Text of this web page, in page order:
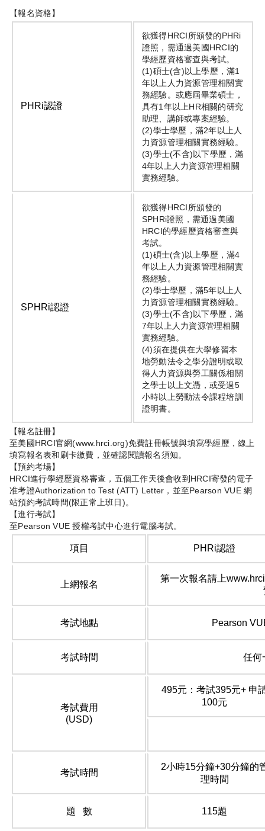
【報名資格】
PHRi認證
欲獲得HRCI所頒發的PHRi
證照，需通過美國HRCI的
學經歷資格審查與考試。
(1)碩士(含)以上學歷，滿1
年以上人力資源管理相關實
務經驗。或應屆畢業碩士，
具有1年以上HR相關的研究
助理、講師或專案經驗。
(2)學士學歷，滿2年以上人
力資源管理相關實務經驗。
(3)學士(不含)以下學歷，滿
4年以上人力資源管理相關
實務經驗。
SPHRi認證
欲獲得HRCI所頒發的
SPHRi證照，需通過美國
HRCI的學經歷資格審查與
考試。
(1)碩士(含)以上學歷，滿4
年以上人力資源管理相關實
務經驗。
(2)學士學歷，滿5年以上人
力資源管理相關實務經驗。
(3)學士(不含)以下學歷，滿
7年以上人力資源管理相關
實務經驗。
(4)須在提供在大學修習本
地勞動法令之學分證明或取
得人力資源與勞工關係相關
之學士以上文憑，或受過5
小時以上勞動法令課程培訓
證明書。
【報名註冊】
至美國HRCI官網(www.hrci.org)免費註冊帳號與填寫學經歷，線上
填寫報名表和刷卡繳費，並確認閱讀報名須知。
【預約考場】
HRCI進行學經歷資格審查，五個工作天後會收到HRCI寄發的電子
准考證Authorization to Test (ATT) Letter，並至Pearson VUE 網
站預約考試時間(限正常上班日)。
【進行考試】
至Pearson VUE 授權考試中心進行電腦考試。
項目 PHRi認證
上網報名
第一次報名請上
考試地點 Pearson
考試時間 任何
考試費用
(USD)
495元：考試395元+ 申
100元
考試時間
2小時15分鐘+30分鐘的
理時間
題 數 115題